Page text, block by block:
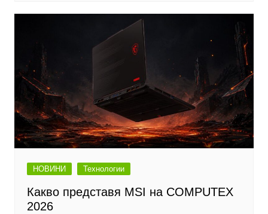
НОВИНИ Технологии
Какво представя MSI на COMPUTEX
2026